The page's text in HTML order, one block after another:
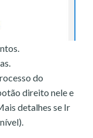
do
direito nele e
detalhes se Ir